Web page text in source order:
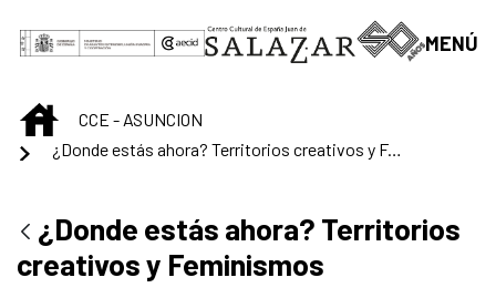
Saltar al contenido principal
MENÚ
INICIOCCE - ASUNCION
¿Donde estás ahora? Territorios creativos y Feminismos
¿Donde estás ahora? Territorios
creativos y Feminismos